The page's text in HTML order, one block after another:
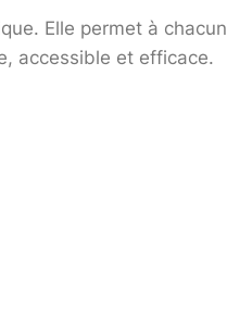
Elle permet à
accessible et efficace.